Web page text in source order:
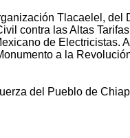
Tlacaelel,
contra las Altas
de Electricistas.
a la
del Pueblo de